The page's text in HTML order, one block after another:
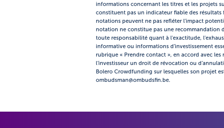
informations concernant les titres et les projets
constituent pas un indicateur fiable des
notations peuvent ne pas refléter l'impact
notation ne constitue pas une recommandation
toute responsabilité quant à l'exactitude,
informative ou informations d’investissement
rubrique « Prendre contact », en accord avec
l’investisseur un droit de révocation ou
Bolero Crowdfunding sur lesquelles son projet
ombudsman@ombudsfin.be.